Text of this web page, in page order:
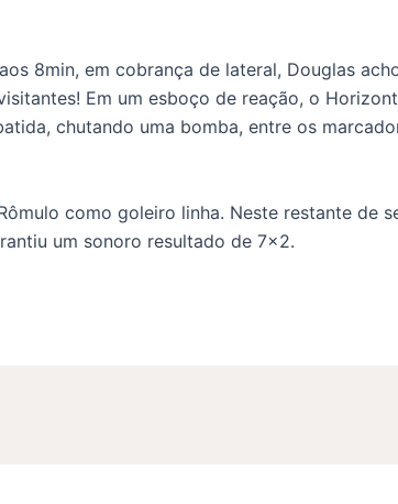
8min, em cobrança de lateral, Douglas
Em um esboço de reação, o
chutando uma bomba, entre os
como goleiro linha. Neste restante de
um sonoro resultado de 7×2.